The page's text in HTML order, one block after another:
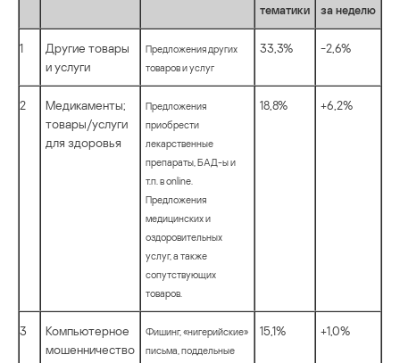
тематики за неделю
1
Другие товары
и услуги
Предложения других
товаров и услуг
33,3% -2,6%
2
Медикаменты;
товары/услуги
для здоровья
Предложения
приобрести
лекарственные
препараты, БАД-ы и
т.п. в online.
Предложения
медицинских и
оздоровительных
услуг, а также
сопутствующих
товаров.
18,8% +6,2%
3
Компьютерное
мошенничество
Фишинг, «нигерийские»
письма, поддельные
15,1% +1,0%